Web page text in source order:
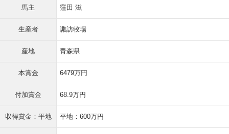
馬主 窪田 滋
生産者 諏訪牧場
産地 青森県
本賞金 6479万円
付加賞金 68.9万円
収得賞金：平地 平地：600万円